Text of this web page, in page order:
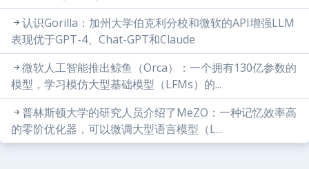
认识Gorilla：加州大学伯克利分校和微软的API增强LLM
表现优于GPT-4、Chat-GPT和Claude
微软人工智能推出鲸鱼（Orca）：一个拥有130亿参数的
模型，学习模仿大型基础模型（LFMs）的...
普林斯顿大学的研究人员介绍了MeZO：一种记忆效率高
的零阶优化器，可以微调大型语言模型（L...